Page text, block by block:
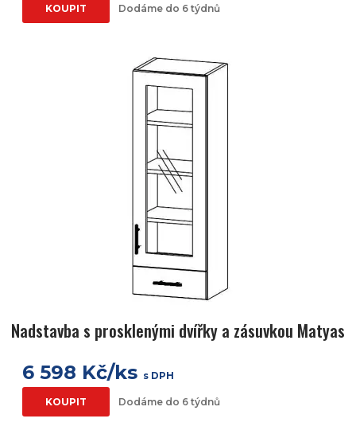
KOUPIT Dodáme do 6 týdnů
Nadstavba s prosklenými dvířky a zásuvkou Matyas
6 598 Kč/ks s DPH
KOUPIT Dodáme do 6 týdnů